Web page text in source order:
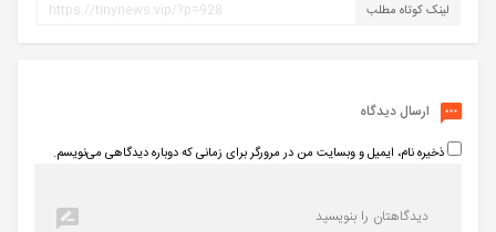
لینک کوتاه مطلب
ارسال دیدگاه
ذخیره نام، ایمیل و وبسایت من در مرورگر برای زمانی که دوباره دیدگاهی می‌نویسم.